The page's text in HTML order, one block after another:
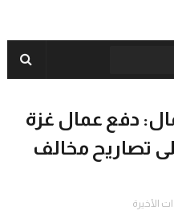
دفع عمال غزة
تصاريح مخالف
الأخيرة